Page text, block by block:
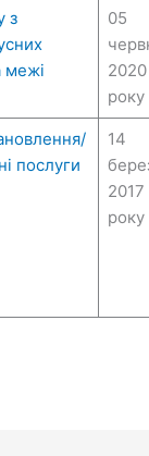
з
межі
05
2020
року
послуги
14
2017
року